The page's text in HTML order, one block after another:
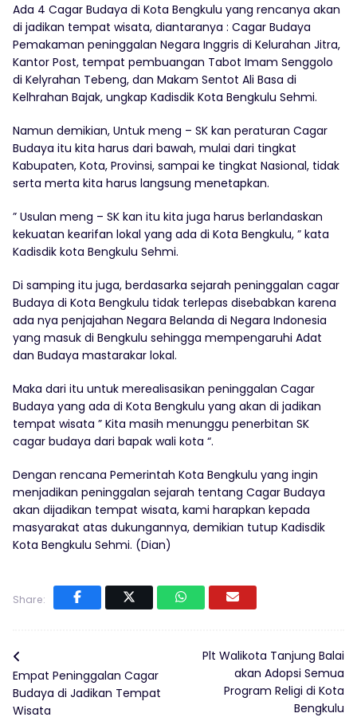
Ada 4 Cagar Budaya di Kota Bengkulu yang rencanya akan
di jadikan tempat wisata, diantaranya : Cagar Budaya
Pemakaman peninggalan Negara Inggris di Kelurahan Jitra,
Kantor Post, tempat pembuangan Tabot Imam Senggolo
di Kelyrahan Tebeng, dan Makam Sentot Ali Basa di
Kelhrahan Bajak, ungkap Kadisdik Kota Bengkulu Sehmi.
Namun demikian, Untuk meng – SK kan peraturan Cagar
Budaya itu kita harus dari bawah, mulai dari tingkat
Kabupaten, Kota, Provinsi, sampai ke tingkat Nasional, tidak
serta merta kita harus langsung menetapkan.
” Usulan meng – SK kan itu kita juga harus berlandaskan
kekuatan kearifan lokal yang ada di Kota Bengkulu, ” kata
Kadisdik kota Bengkulu Sehmi.
Di samping itu juga, berdasarka sejarah peninggalan cagar
Budaya di Kota Bengkulu tidak terlepas disebabkan karena
ada nya penjajahan Negara Belanda di Negara Indonesia
yang masuk di Bengkulu sehingga mempengaruhi Adat
dan Budaya mastarakar lokal.
Maka dari itu untuk merealisasikan peninggalan Cagar
Budaya yang ada di Kota Bengkulu yang akan di jadikan
tempat wisata ” Kita masih menunggu penerbitan SK
cagar budaya dari bapak wali kota “.
Dengan rencana Pemerintah Kota Bengkulu yang ingin
menjadikan peninggalan sejarah tentang Cagar Budaya
akan dijadikan tempat wisata, kami harapkan kepada
masyarakat atas dukungannya, demikian tutup Kadisdik
Kota Bengkulu Sehmi. (Dian)
Share:
Empat Peninggalan Cagar
Budaya di Jadikan Tempat
Wisata
Plt Walikota Tanjung Balai
akan Adopsi Semua
Program Religi di Kota
Bengkulu